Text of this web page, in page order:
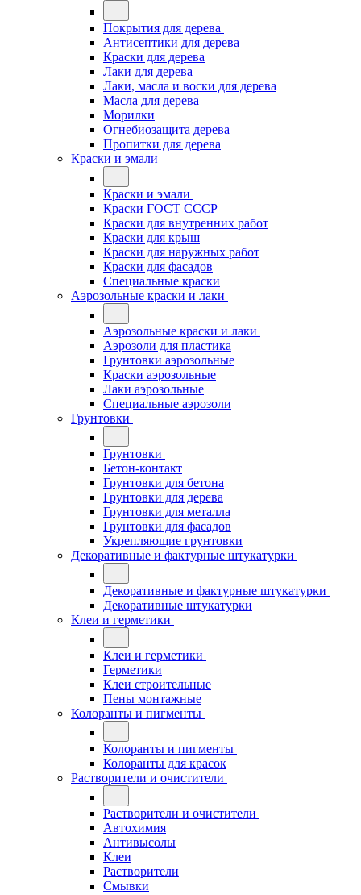
Покрытия для дерева
Антисептики для дерева
Краски для дерева
Лаки для дерева
Лаки, масла и воски для дерева
Масла для дерева
Морилки
Огнебиозащита дерева
Пропитки для дерева
Краски и эмали
Краски и эмали
Краски ГОСТ СССР
Краски для внутренних работ
Краски для крыш
Краски для наружных работ
Краски для фасадов
Специальные краски
Аэрозольные краски и лаки
Аэрозольные краски и лаки
Аэрозоли для пластика
Грунтовки аэрозольные
Краски аэрозольные
Лаки аэрозольные
Специальные аэрозоли
Грунтовки
Грунтовки
Бетон-контакт
Грунтовки для бетона
Грунтовки для дерева
Грунтовки для металла
Грунтовки для фасадов
Укрепляющие грунтовки
Декоративные и фактурные штукатурки
Декоративные и фактурные штукатурки
Декоративные штукатурки
Клеи и герметики
Клеи и герметики
Герметики
Клеи строительные
Пены монтажные
Колоранты и пигменты
Колоранты и пигменты
Колоранты для красок
Растворители и очистители
Растворители и очистители
Автохимия
Антивысолы
Клеи
Растворители
Смывки